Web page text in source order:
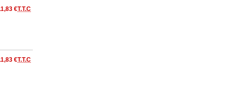
€T.T.C
€T.T.C